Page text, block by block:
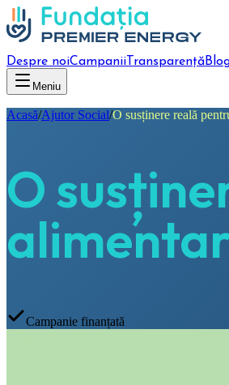
Despre noiCampanii Transparență
Meniu
Acasă/Ajutor Social/O susținere reală
O
Campanie finanțată